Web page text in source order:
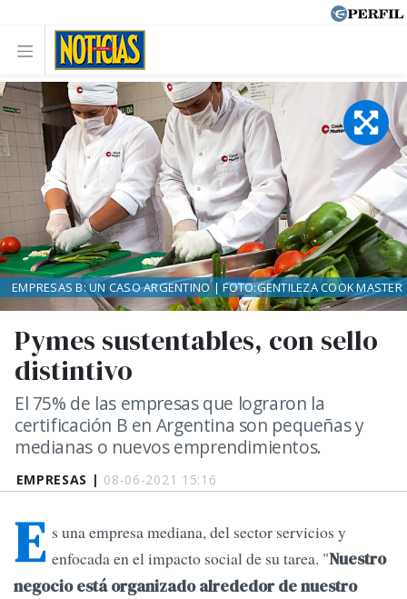
EMPRESAS | 08-06-2021 15:16
Pymes sustentables, con sello
distintivo
El 75% de las empresas que lograron la
certificación B en Argentina son pequeñas y
medianas o nuevos emprendimientos.
EMPRESAS B: UN CASO ARGENTINO | FOTO:GENTILEZA COOK MASTER
E s una empresa mediana, del sector servicios y
enfocada en el impacto social de su tarea. "Nuestro
negocio está organizado alrededor de nuestro